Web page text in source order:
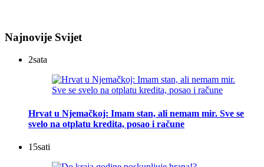
Najnovije Svijet
2sata
Hrvat u Njemačkoj: Imam stan, ali nemam mir. Sve se
svelo na otplatu kredita, posao i račune
15sati